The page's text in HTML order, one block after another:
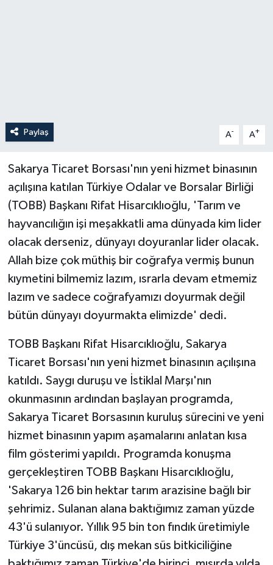
Paylaş A- A+
Sakarya Ticaret Borsası'nın yeni hizmet binasının
açılışına katılan Türkiye Odalar ve Borsalar Birliği
(TOBB) Başkanı Rifat Hisarcıklıoğlu, 'Tarım ve
hayvancılığın işi meşakkatli ama dünyada kim lider
olacak derseniz, dünyayı doyuranlar lider olacak.
Allah bize çok müthiş bir coğrafya vermiş bunun
kıymetini bilmemiz lazım, ısrarla devam etmemiz
lazım ve sadece coğrafyamızı doyurmak değil
bütün dünyayı doyurmakta elimizde' dedi.
TOBB Başkanı Rifat Hisarcıklıoğlu, Sakarya
Ticaret Borsası'nın yeni hizmet binasının açılışına
katıldı. Saygı duruşu ve İstiklal Marşı'nın
okunmasının ardından başlayan programda,
Sakarya Ticaret Borsasının kuruluş sürecini ve yeni
hizmet binasının yapım aşamalarını anlatan kısa
film gösterimi yapıldı. Programda konuşma
gerçekleştiren TOBB Başkanı Hisarcıklıoğlu,
'Sakarya 126 bin hektar tarım arazisine bağlı bir
şehrimiz. Sulanan alana baktığımız zaman yüzde
43'ü sulanıyor. Yıllık 95 bin ton fındık üretimiyle
Türkiye 3'üncüsü, dış mekan süs bitkiciliğine